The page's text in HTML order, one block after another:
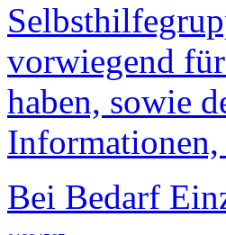
vorwiegend
haben, sowie
Bei Bedarf